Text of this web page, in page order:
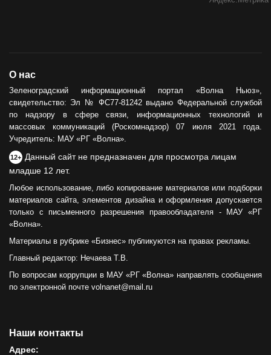
О нас
Зеленоградский информационный портал «Волна Ньюз»,
свидетельство: Эл № ФС77-81242 выдано Федеральной службой
по надзору в сфере связи, информационных технологий и
массовых коммуникаций (Роскомнадзор) 07 июля 2021 года.
Учредитель: МАУ «РГ «Волна».
12+ Данный сайт не предназначен для просмотра лицам
младше 12 лет.
Любое использование, либо копирование материалов или подборки
материалов сайта, элементов дизайна и оформления допускается
только с письменного разрешения правообладателя - МАУ «РГ
«Волна».
Материалы в рубрике «Бизнес» публикуются на правах рекламы.
Главный редактор: Нечаева Т.В.
По вопросам коррупции в МАУ «РГ «Волна» направлять сообщения
по электронной почте volnanet@mail.ru
Наши контакты
Адрес: